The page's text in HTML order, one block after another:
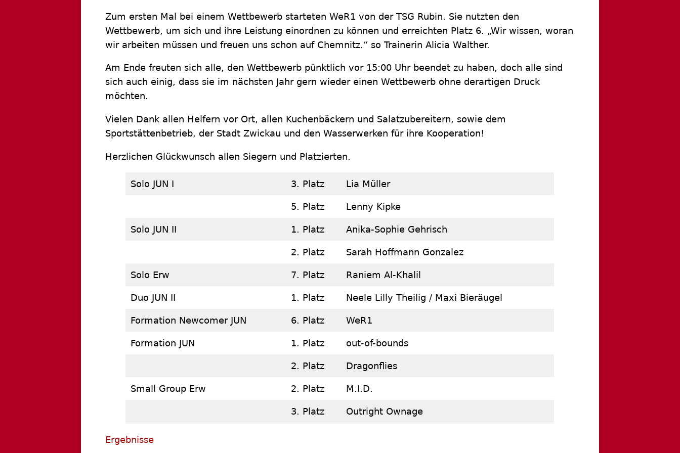
Zum ersten Mal bei einem Wettbewerb starteten WeR1 von der TSG Rubin. Sie nutzten den
Wettbewerb, um sich und ihre Leistung einordnen zu können und erreichten Platz 6. „Wir wissen, woran
wir arbeiten müssen und freuen uns schon auf Chemnitz.“ so Trainerin Alicia Walther.
Am Ende freuten sich alle, den Wettbewerb pünktlich vor 15:00 Uhr beendet zu haben, doch alle sind
sich auch einig, dass sie im nächsten Jahr gern wieder einen Wettbewerb ohne derartigen Druck
möchten.
Vielen Dank allen Helfern vor Ort, allen Kuchenbäckern und Salatzubereitern, sowie dem
Sportstättenbetrieb, der Stadt Zwickau und den Wasserwerken für ihre Kooperation!
Herzlichen Glückwunsch allen Siegern und Platzierten.
Solo JUN I 3. Platz Lia Müller
5. Platz Lenny Kipke
Solo JUN II 1. Platz Anika-Sophie Gehrisch
2. Platz Sarah Hoffmann Gonzalez
Solo Erw 7. Platz Raniem Al-Khalil
Duo JUN II 1. Platz Neele Lilly Theilig / Maxi Bieräugel
Formation Newcomer JUN 6. Platz WeR1
Formation JUN 1. Platz out-of-bounds
2. Platz Dragonflies
Small Group Erw 2. Platz M.I.D.
3. Platz Outright Ownage
Ergebnisse